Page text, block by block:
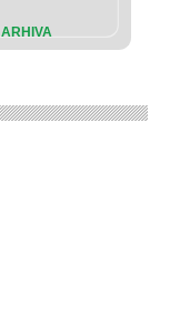
ARHIVA